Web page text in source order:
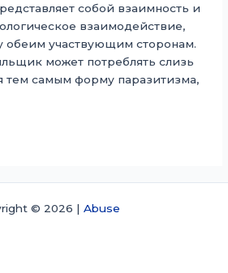
собой взаимность и
взаимодействие,
обеим участвующим сторонам.
может потреблять слизь
тем самым форму паразитизма,
© 2026 | Abuse